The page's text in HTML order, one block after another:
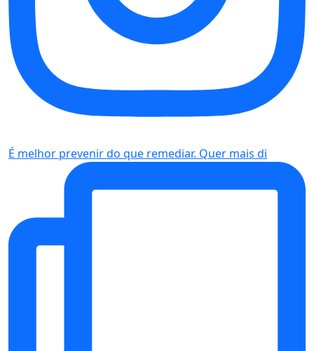
É melhor prevenir do que remediar. Quer mais di